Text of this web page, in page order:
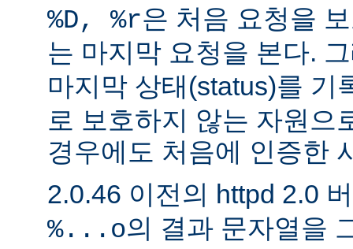
%D, %r은 처음 요청을
는 마지막 요청을 본다.
마지막 상태(status)를 기
로 보호하지 않는 자원으
경우에도 처음에 인증한
2.0.46 이전의 httpd 2.0
%...o의 결과 문자열을